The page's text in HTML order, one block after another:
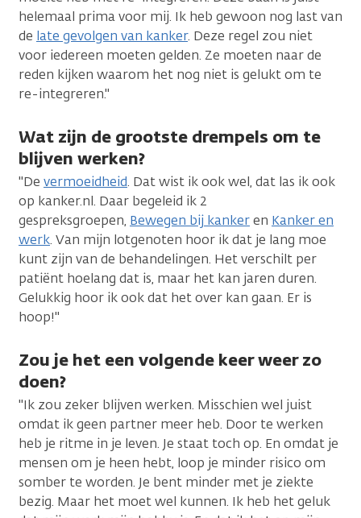
helemaal prima voor mij. Ik heb gewoon nog last van
de late gevolgen van kanker. Deze regel zou niet
voor iedereen moeten gelden. Ze moeten naar de
reden kijken waarom het nog niet is gelukt om te
re-integreren."
Wat zijn de grootste drempels om te
blijven werken?
"De vermoeidheid. Dat wist ik ook wel, dat las ik ook
op kanker.nl. Daar begeleid ik 2
gespreksgroepen, Bewegen bij kankeren Kanker en
werk. Van mijn lotgenoten hoor ik dat je lang moe
kunt zijn van de behandelingen. Het verschilt per
patiënt hoelang dat is, maar het kan jaren duren.
Gelukkig hoor ik ook dat het over kan gaan. Er is
hoop!"
Zou je het een volgende keer weer zo
doen?
"Ik zou zeker blijven werken. Misschien wel juist
omdat ik geen partner meer heb. Door te werken
heb je ritme in je leven. Je staat toch op. En omdat je
mensen om je heen hebt, loop je minder risico om
somber te worden. Je bent minder met je ziekte
bezig. Maar het moet wel kunnen. Ik heb het geluk